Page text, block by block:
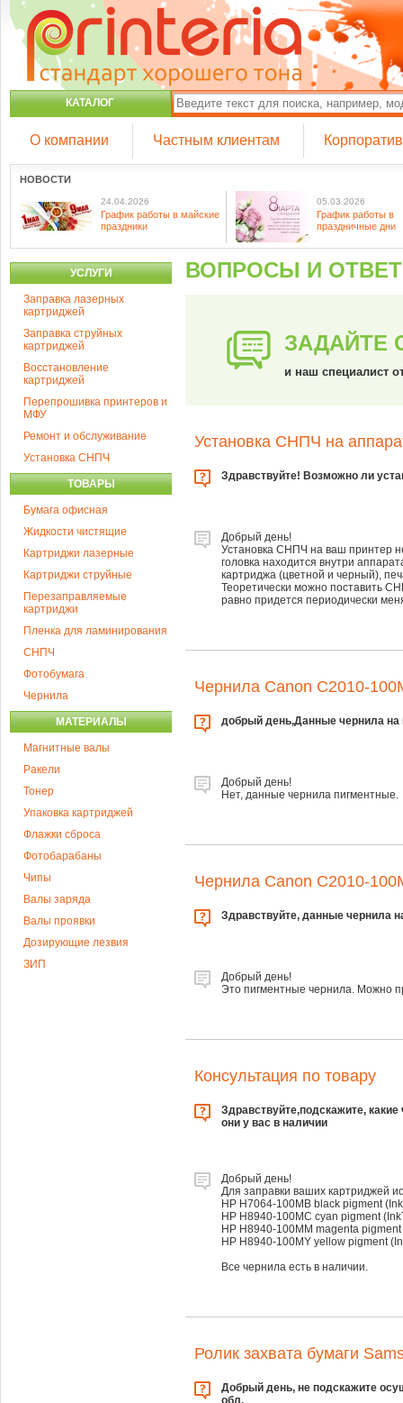
КАТАЛОГ
О компании Частным клиентам
НОВОСТИ
24.04.2026
График работы в майские
праздники
05.03.2026
График работы в
праздничные дни
УСЛУГИ
Заправка лазерных
картриджей
Заправка струйных
картриджей
Восстановление
картриджей
Перепрошивка принтеров и
МФУ
Ремонт и обслуживание
Установка СНПЧ
ТОВАРЫ
Бумага офисная
Жидкости чистящие
Картриджи лазерные
Картриджи струйные
Перезаправляемые
картриджи
Пленка для ламинирования
СНПЧ
Фотобумага
Чернила
МАТЕРИАЛЫ
Магнитные валы
Ракели
Тонер
Упаковка картриджей
Флажки сброса
Фотобарабаны
Чипы
Валы заряда
Валы проявки
Дозирующие лезвия
ЗИП
ВОПРОСЫ И
ЗАДАЙТЕ
и наш специалист
Установка СНПЧ на
Здравствуйте! Возможно ли
Добрый день!
Установка СНПЧ на ваш принтер
головка находится внутри
картриджа (цветной и черный),
Теоретически можно поставить
равно придется периодически
Чернила Canon C2010-
добрый день,Данные чернила на
Добрый день!
Нет, данные чернила пигментные.
Чернила Canon C2010-
Здравствуйте, данные чернила
Добрый день!
Это пигментные чернила. Можно
Консультация по товару
Здравствуйте,подскажите,
они у вас в наличии
Добрый день!
Для заправки ваших картриджей
HP H7064-100MB black pigment
HP H8940-100MC cyan pigment
HP H8940-100MM magenta
HP H8940-100MY yellow pigment
Все чернила есть в наличии.
Ролик захвата бумаги
Добрый день, не подскажите
обл.